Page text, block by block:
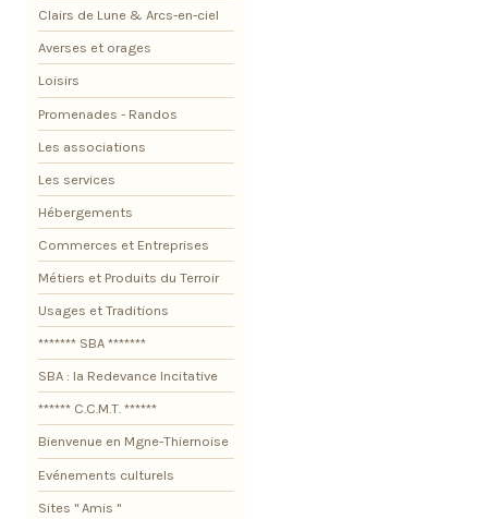
Clairs de Lune & Arcs-en-ciel
Averses et orages
Loisirs
Promenades - Randos
Les associations
Les services
Hébergements
Commerces et Entreprises
Métiers et Produits du Terroir
Usages et Traditions
******* SBA *******
SBA : la Redevance Incitative
****** C.C.M.T. ******
Bienvenue en Mgne-Thiernoise
Evénements culturels
Sites " Amis "